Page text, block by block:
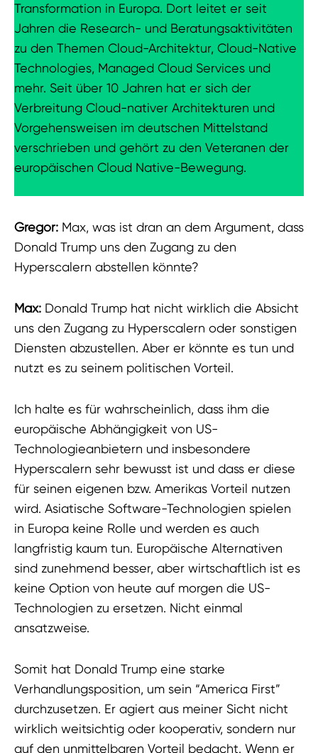
Transformation in Europa. Dort leitet er seit
Jahren die Research- und Beratungsaktivitäten
zu den Themen Cloud-Architektur, Cloud-Native
Technologies, Managed Cloud Services und
mehr. Seit über 10 Jahren hat er sich der
Verbreitung Cloud-nativer Architekturen und
Vorgehensweisen im deutschen Mittelstand
verschrieben und gehört zu den Veteranen der
europäischen Cloud Native-Bewegung.
Gregor: Max, was ist dran an dem Argument, dass
Donald Trump uns den Zugang zu den
Hyperscalern abstellen könnte?
Max: Donald Trump hat nicht wirklich die Absicht
uns den Zugang zu Hyperscalern oder sonstigen
Diensten abzustellen. Aber er könnte es tun und
nutzt es zu seinem politischen Vorteil.
Ich halte es für wahrscheinlich, dass ihm die
europäische Abhängigkeit von US-
Technologieanbietern und insbesondere
Hyperscalern sehr bewusst ist und dass er diese
für seinen eigenen bzw. Amerikas Vorteil nutzen
wird. Asiatische Software-Technologien spielen
in Europa keine Rolle und werden es auch
langfristig kaum tun. Europäische Alternativen
sind zunehmend besser, aber wirtschaftlich ist es
keine Option von heute auf morgen die US-
Technologien zu ersetzen. Nicht einmal
ansatzweise.
Somit hat Donald Trump eine starke
Verhandlungsposition, um sein “America First”
durchzusetzen. Er agiert aus meiner Sicht nicht
wirklich weitsichtig oder kooperativ, sondern nur
auf den unmittelbaren Vorteil bedacht. Wenn er